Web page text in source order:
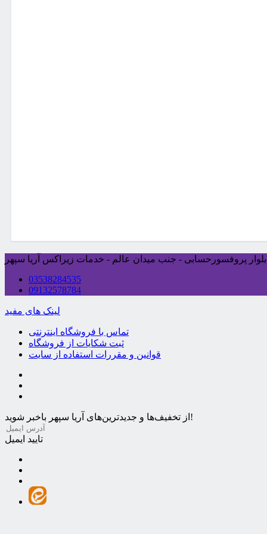
بلوار پروفسورحسابی - جنب میدان عالم - خدمات زیراکس آریا سپهر
03538284535
09132578784
لینک های مفید
تماس با فروشگاه اینترنتی
ثبت شکایات از فروشگاه
قوانین و مقررات استفاده از سایت
از تخفیف‌ها و جدیدترین‌های آریا سپهر باخبر شوید!
تایید ایمیل